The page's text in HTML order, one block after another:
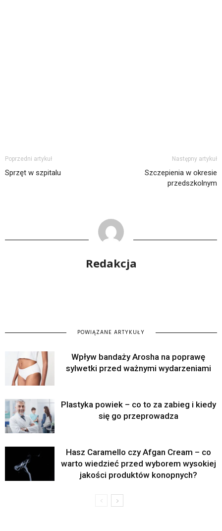
Poprzedni artykuł
Sprzęt w szpitalu
Następny artykuł
Szczepienia w okresie
przedszkolnym
Redakcja
POWIĄZANE ARTYKUŁY
Wpływ bandaży Arosha na poprawę
sylwetki przed ważnymi wydarzeniami
Plastyka powiek – co to za zabieg i kiedy
się go przeprowadza
Hasz Caramello czy Afgan Cream – co
warto wiedzieć przed wyborem wysokiej
jakości produktów konopnych?